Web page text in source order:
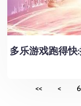
多乐游戏跑得
<< < 6